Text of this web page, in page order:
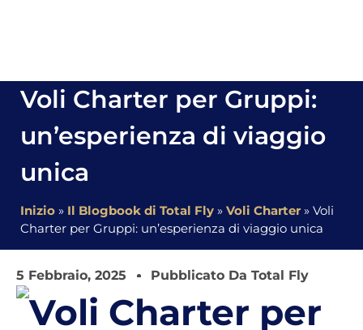
Voli Charter per Gruppi:
un’esperienza di viaggio
unica
Inizio » Il Blogbook di Total Fly » Voli Charter » Voli
Charter per Gruppi: un’esperienza di viaggio unica
5 Febbraio, 2025 Pubblicato Da Total Fly